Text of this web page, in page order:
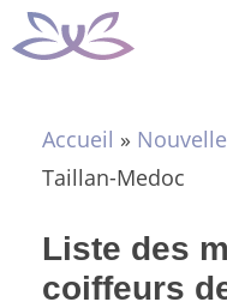
Aller
au
Accueil »
Taillan-Medoc
Liste des
coiffeurs